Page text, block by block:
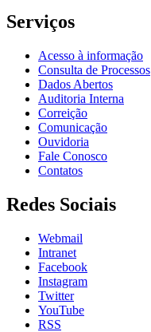
Serviços
Acesso à informação
Consulta de Processos
Dados Abertos
Auditoria Interna
Correição
Comunicação
Ouvidoria
Fale Conosco
Contatos
Redes Sociais
Webmail
Intranet
Facebook
Instagram
Twitter
YouTube
RSS